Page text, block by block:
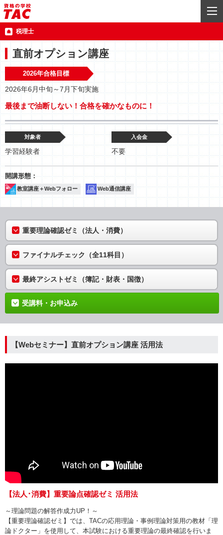
税理士
直前オプション講座
2026年合格目標
2026年6月中旬～7月下旬実施
最後まで油断しない！合格を確かなものに！
対象者
学習経験者
入会金
不要
教室講座＋Webフォロー Web通信講座
重要理論確認ゼミ（法人・消費）
ファイナルチェック（全11科目）
最終アシストゼミ（簿記・財表・国徴）
受講料・お申込み
【Webセミナー】直前オプション講座 活用法
【法人･消費】重要論点確認ゼミ 活用法
～理論問題の解答作成力UP！～
【重要理論確認ゼミ】では、TACの応用理論・事例理論対策用の教材「理
論ドクター」を使用して、本試験における重要理論の最終確認を行いま